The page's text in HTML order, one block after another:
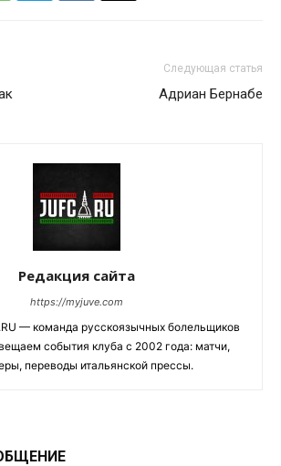
Следующая статья
Адриан Бернабе
Редакция сайта
https://myjuve.com
— команда русскоязычных болельщиков
события клуба с 2002 года: матчи,
переводы итальянской прессы.